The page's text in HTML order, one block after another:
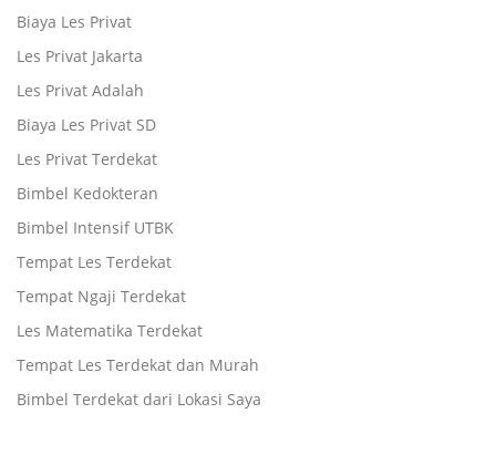
Biaya Les Privat
Les Privat Jakarta
Les Privat Adalah
Biaya Les Privat SD
Les Privat Terdekat
Bimbel Kedokteran
Bimbel Intensif UTBK
Tempat Les Terdekat
Tempat Ngaji Terdekat
Les Matematika Terdekat
Tempat Les Terdekat dan Murah
Bimbel Terdekat dari Lokasi Saya